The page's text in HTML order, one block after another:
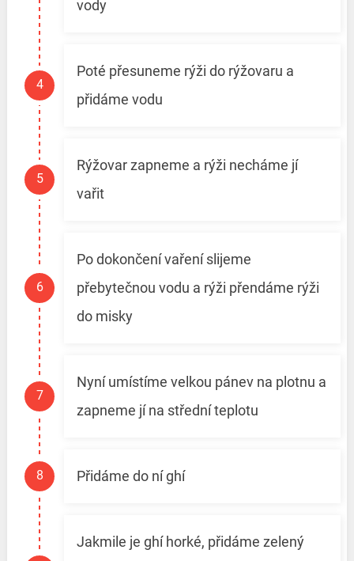
vody
Poté přesuneme rýži do rýžovaru a
přidáme vodu
Rýžovar zapneme a rýži necháme jí
vařit
Po dokončení vaření slijeme
přebytečnou vodu a rýži přendáme rýži
do misky
Nyní umístíme velkou pánev na plotnu a
zapneme jí na střední teplotu
Přidáme do ní ghí
Jakmile je ghí horké, přidáme zelený